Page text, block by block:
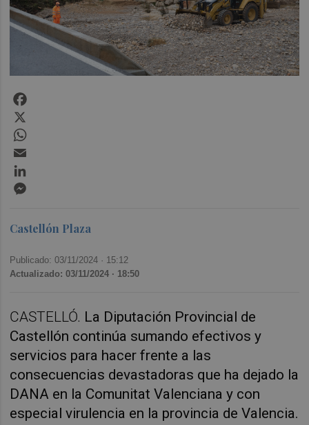
Castellón Plaza
Publicado: 03/11/2024 · 15:12
Actualizado: 03/11/2024 · 18:50
CASTELLÓ. La Diputación Provincial de
Castellón continúa sumando efectivos y
servicios para hacer frente a las
consecuencias devastadoras que ha dejado la
DANA en la Comunitat Valenciana y con
especial virulencia en la provincia de Valencia.